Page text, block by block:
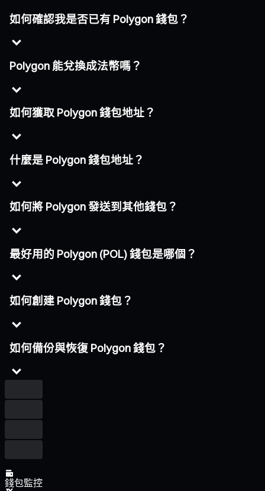
如何確認我是否已有 Polygon 錢包？
Polygon 能兌換成法幣嗎？
如何獲取 Polygon 錢包地址？
什麼是 Polygon 錢包地址？
如何將 Polygon 發送到其他錢包？
最好用的 Polygon (POL) 錢包是哪個？
如何創建 Polygon 錢包？
如何備份與恢復 Polygon 錢包？
錢包監控